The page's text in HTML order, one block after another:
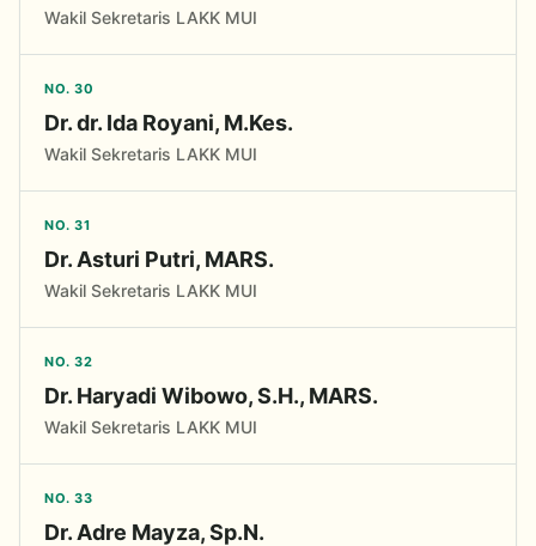
Wakil Sekretaris LAKK MUI
NO. 30
Dr. dr. Ida Royani, M.Kes.
Wakil Sekretaris LAKK MUI
NO. 31
Dr. Asturi Putri, MARS.
Wakil Sekretaris LAKK MUI
NO. 32
Dr. Haryadi Wibowo, S.H., MARS.
Wakil Sekretaris LAKK MUI
NO. 33
Dr. Adre Mayza, Sp.N.